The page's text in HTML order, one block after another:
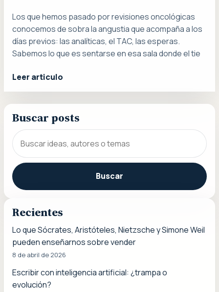
Los que hemos pasado por revisiones oncológicas
conocemos de sobra la angustia que acompaña a los
días previos: las analíticas, el TAC, las esperas.
Sabemos lo que es sentarse en esa sala donde el tie
Leer articulo
Buscar posts
Buscar
Recientes
Lo que Sócrates, Aristóteles, Nietzsche y Simone Weil
pueden enseñarnos sobre vender
8 de abril de 2026
Escribir con inteligencia artificial: ¿trampa o
evolución?